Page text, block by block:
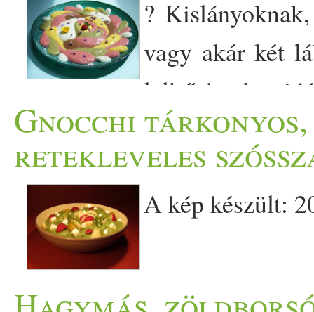
?
vagy akár két
lelkűeknek,
törpéinek, természeti
aki szereti :) ? !
vagyis a Vigyázz, Kész,
hirdetett meg itt. Témája:
Gnocchi
retekleveles
A kép készült: